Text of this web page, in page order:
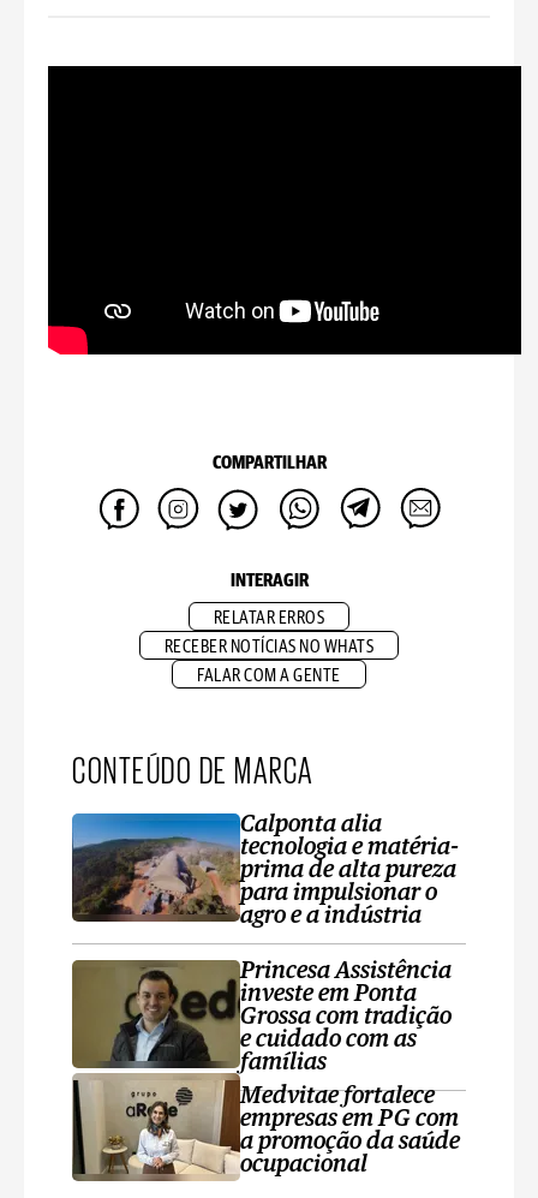
COMPARTILHAR
INTERAGIR
RELATAR ERROS
RECEBER NOTÍCIAS NO WHATS
FALAR COM A GENTE
CONTEÚDO DE MARCA
Calponta alia
tecnologia e matéria-
prima de alta pureza
para impulsionar o
agro e a indústria
Princesa Assistência
investe em Ponta
Grossa com tradição
e cuidado com as
famílias
Medvitae fortalece
empresas em PG com
a promoção da saúde
ocupacional